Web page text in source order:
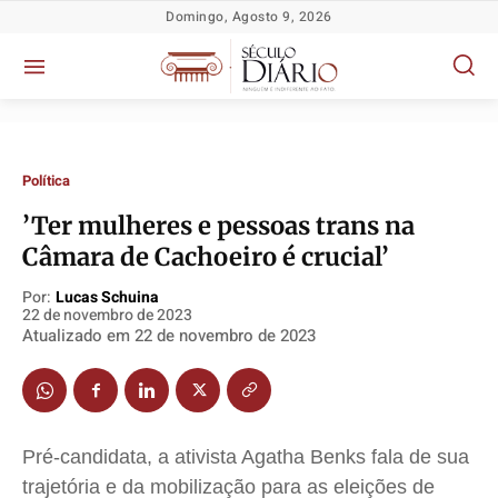
Socioeconômicas
Justiça
Educação
Socioeconômicas
Justiça
Educação
Socioeconômicas
Justiça
Educação
Socioeconômicas
Justiça
Educação
Domingo, Agosto 9, 2026
Política
​’Ter mulheres e pessoas trans na
Câmara de Cachoeiro é crucial’
Por: Lucas Schuina
22 de novembro de 2023
Atualizado em 22 de novembro de 2023
Pré-candidata, a ativista Agatha Benks fala de sua
trajetória e da mobilização para as eleições de